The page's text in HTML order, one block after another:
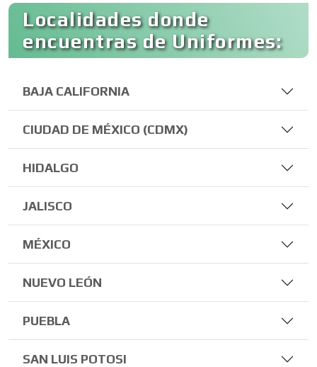
Localidades donde
encuentras de Uniformes:
BAJA CALIFORNIA
CIUDAD DE MÉXICO (CDMX)
HIDALGO
JALISCO
MÉXICO
NUEVO LEÓN
PUEBLA
SAN LUIS POTOSI